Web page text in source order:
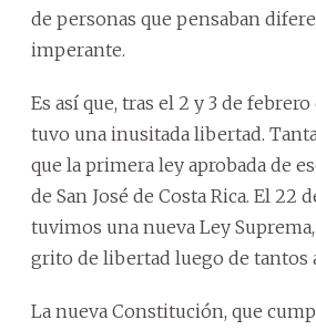
de personas que pensaban
imperante.
Es así que, tras el 2 y 3 de febrero
tuvo una inusitada libertad.
que la primera ley aprobada de
de San José de Costa Rica. El 22
tuvimos una nueva Ley
grito de libertad luego de tantos
La nueva Constitución, que